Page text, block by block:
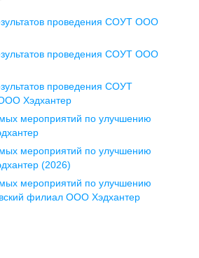
10,
этаж 3,
проведения СОУТ ООО
проведения СОУТ ООО
проведения СОУТ
Хэдхантер
мероприятий по улучшению
мероприятий по улучшению
(2026)
мероприятий по улучшению
филиал ООО Хэдхантер